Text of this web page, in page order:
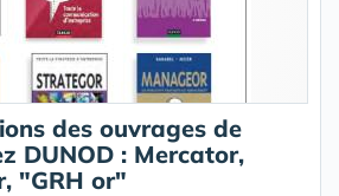
des ouvrages de
DUNOD : Mercator,
"GRH or"